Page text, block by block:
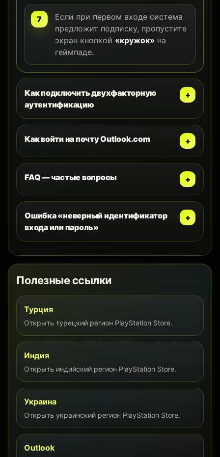
Если при первом входе система
предложит подписку, пропустите
экран кнопкой «кружок» на
геймпаде.
Как подключить двухфакторную
аутентификацию
Как войти на почту Outlook.com
FAQ — частые вопросы
Ошибка «неверный идентификатор
входа или пароль»
Полезные ссылки
Турция
Открыть турецкий регион PlayStation Store.
Индия
Открыть индийский регион PlayStation Store.
Украина
Открыть украинский регион PlayStation Store.
Outlook